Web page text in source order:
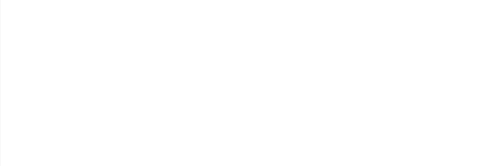
Schwarz